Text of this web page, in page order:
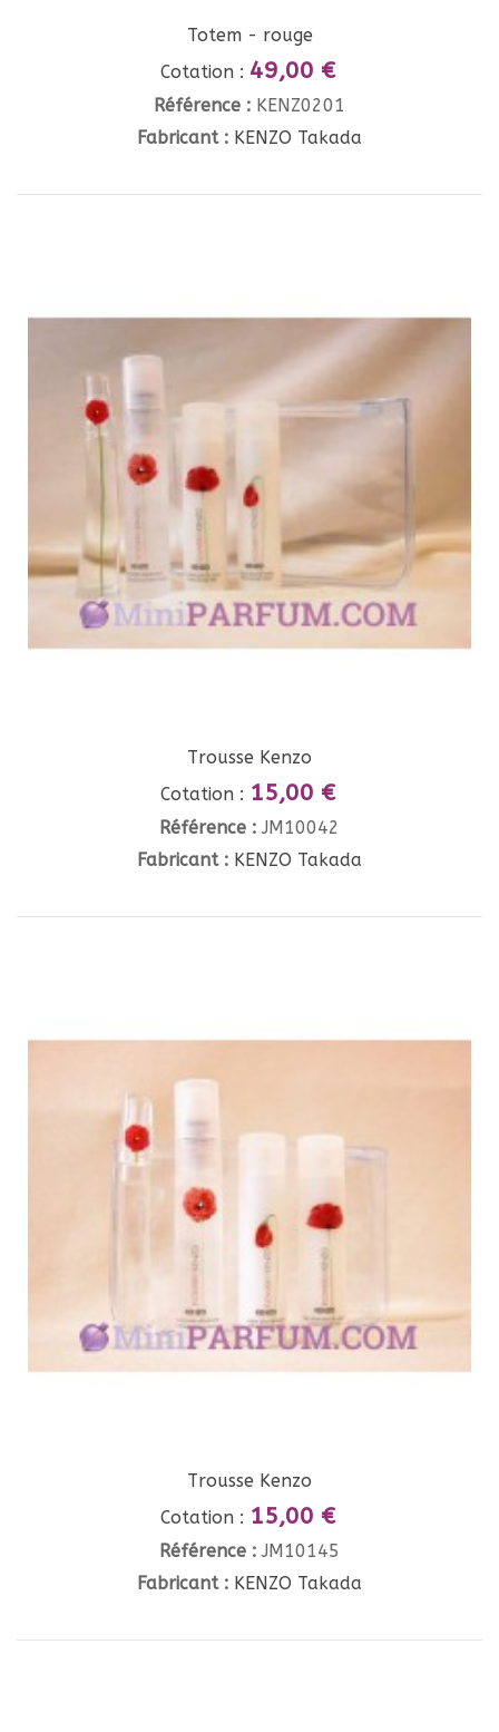
Totem - rouge
Cotation : 49,00 €
Référence : KENZ0201
Fabricant : KENZO Takada
Trousse Kenzo
Cotation : 15,00 €
Référence : JM10042
Fabricant : KENZO Takada
Trousse Kenzo
Cotation : 15,00 €
Référence : JM10145
Fabricant : KENZO Takada